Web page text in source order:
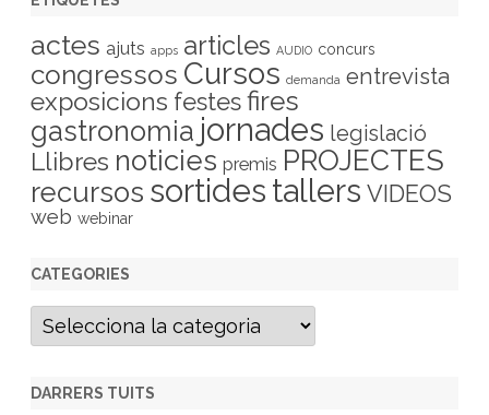
actes ajuts apps articles AUDIO concurs
congressos Cursos demanda entrevista
exposicions festesfires
gastronomia jornades legislació
Llibres noticies premis PROJECTES
recursos sortides tallers VIDEOS
web webinar
CATEGORIES
C
t
g
DARRERS TUITS